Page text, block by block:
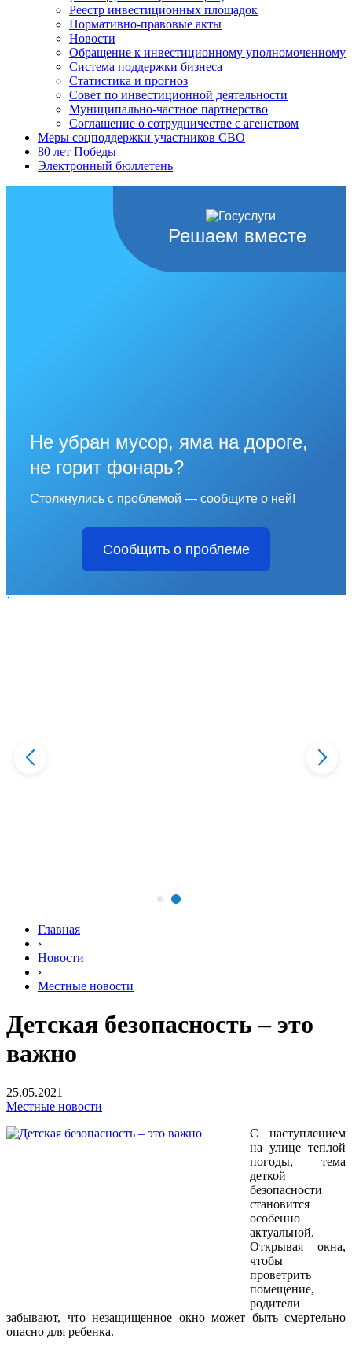
Реестр инвестиционных площадок
Нормативно-правовые акты
Новости
Обращение к инвестиционному уполномоченному
Система поддержки бизнеса
Статистика и прогноз
Совет по инвестиционной деятельности
Муниципально-частное партнерство
Соглашение о сотрудничестве с агенством
Меры соцподдержки участников СВО
80 лет Победы
Электронный бюллетень
Решаем вместе
Не убран мусор, яма на дороге,
не горит фонарь?
Столкнулись с проблемой — сообщите о ней!
Сообщить о проблеме
`
Главная
›
Новости
›
Местные новости
Детская безопасность – это
важно
25.05.2021
Местные новости
С наступлением
на улице теплой
погоды, тема
деткой
безопасности
становится
особенно
актуальной.
Открывая окна,
чтобы
проветрить
помещение,
родители
забывают, что незащищенное окно может быть смертельно
опасно для ребенка.